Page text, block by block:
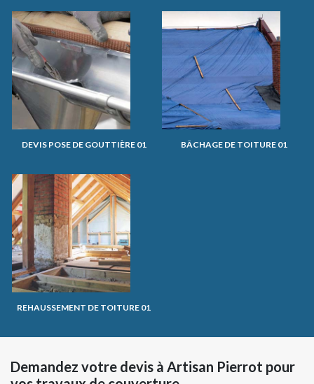
DEVIS POSE DE GOUTTIÈRE 01 BÂCHAGE DE TOITURE 01
REHAUSSEMENT DE TOITURE 01
Demandez votre devis à Artisan Pierrot pour